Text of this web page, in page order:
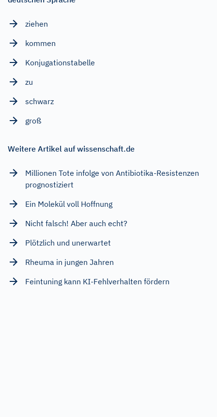
ziehen
kommen
Konjugationstabelle
zu
schwarz
groß
Weitere Artikel auf wissenschaft.de
Millionen Tote infolge von Antibiotika-Resistenzen
prognostiziert
Ein Molekül voll Hoffnung
Nicht falsch! Aber auch echt?
Plötzlich und unerwartet
Rheuma in jungen Jahren
Feintuning kann KI-Fehlverhalten fördern